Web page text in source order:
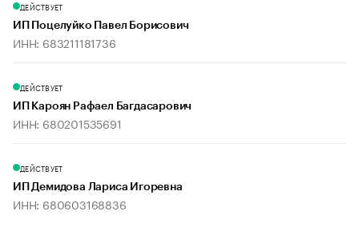
ДЕЙСТВУЕТ
ИП Поцелуйко Павел Борисович
ИНН: 683211181736
ДЕЙСТВУЕТ
ИП Кароян Рафаел Багдасарович
ИНН: 680201535691
ДЕЙСТВУЕТ
ИП Демидова Лариса Игоревна
ИНН: 680603168836